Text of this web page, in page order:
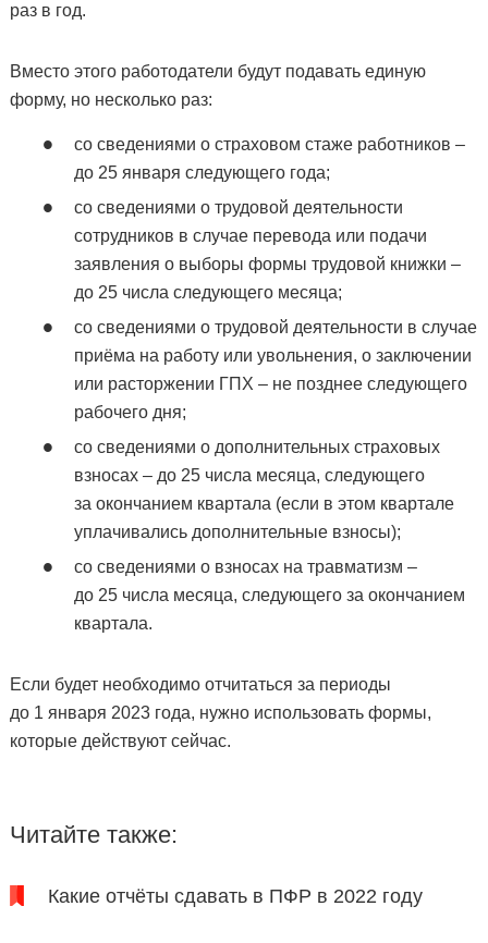
раз в год.
Вместо этого работодатели будут подавать единую
форму, но несколько раз:
со сведениями о страховом стаже работников –
до 25 января следующего года;
со сведениями о трудовой деятельности
сотрудников в случае перевода или подачи
заявления о выборы формы трудовой книжки –
до 25 числа следующего месяца;
со сведениями о трудовой деятельности в случае
приёма на работу или увольнения, о заключении
или расторжении ГПХ – не позднее следующего
рабочего дня;
со сведениями о дополнительных страховых
взносах – до 25 числа месяца, следующего
за окончанием квартала (если в этом квартале
уплачивались дополнительные взносы);
со сведениями о взносах на травматизм –
до 25 числа месяца, следующего за окончанием
квартала.
Если будет необходимо отчитаться за периоды
до 1 января 2023 года, нужно использовать формы,
которые действуют сейчас.
Читайте также:
Какие отчёты сдавать в ПФР в 2022 году